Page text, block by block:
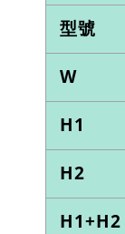
型號
W
H1
H2
H1+H2